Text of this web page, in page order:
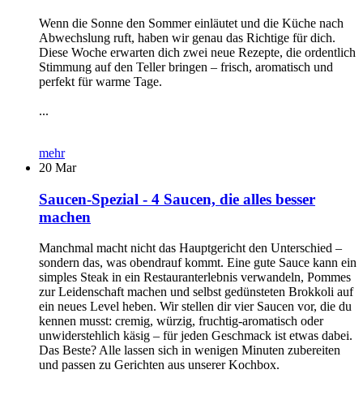
Wenn die Sonne den Sommer einläutet und die Küche nach
Abwechslung ruft, haben wir genau das Richtige für dich.
Diese Woche erwarten dich zwei neue Rezepte, die ordentlich
Stimmung auf den Teller bringen – frisch, aromatisch und
perfekt für warme Tage.
...
mehr
20 Mar
Saucen-Spezial - 4 Saucen, die alles besser
machen
Manchmal macht nicht das Hauptgericht den Unterschied –
sondern das, was obendrauf kommt. Eine gute Sauce kann ein
simples Steak in ein Restauranterlebnis verwandeln, Pommes
zur Leidenschaft machen und selbst gedünsteten Brokkoli auf
ein neues Level heben. Wir stellen dir vier Saucen vor, die du
kennen musst: cremig, würzig, fruchtig-aromatisch oder
unwiderstehlich käsig – für jeden Geschmack ist etwas dabei.
Das Beste? Alle lassen sich in wenigen Minuten zubereiten
und passen zu Gerichten aus unserer Kochbox.